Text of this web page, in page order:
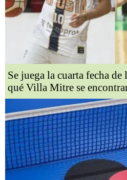
Se juega la cuarta fecha
qué Villa Mitre se